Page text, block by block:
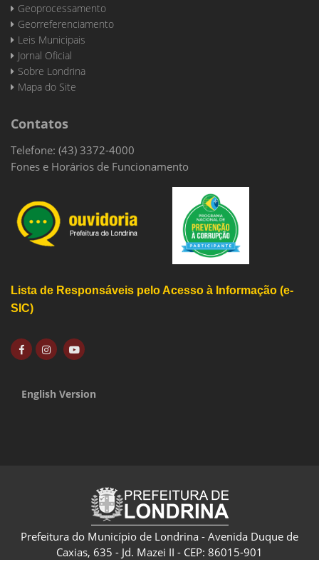
Geoprocessamento
Georreferenciamento
Leis Municipais
Jornal Oficial
Sobre Londrina
Mapa do Site
Contatos
Telefone: (43) 3372-4000
Fones e Horários de Funcionamento
Lista de Responsáveis pelo Acesso à Informação (e-
SIC)
English Version
Prefeitura do Município de Londrina - Avenida Duque de
Caxias, 635 - Jd. Mazei II - CEP: 86015-901